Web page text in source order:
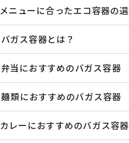
メニューに合ったエコ容器の
バガス容器とは？
弁当におすすめのバガス容器
麺類におすすめのバガス容器
カレーにおすすめのバガス容器